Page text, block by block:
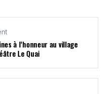
à l’honneur au village
Le Quai